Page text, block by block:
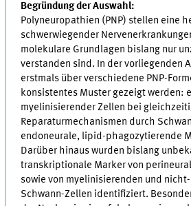
Begründung der Auswahl:
Polyneuropathien (PNP) stellen eine
schwerwiegender
molekulare Grundlagen bislang nur
verstanden sind. In der vorliegenden
erstmals über verschiedene PNP-
konsistentes Muster gezeigt werden:
myelinisierender Zellen bei
Reparaturmechanismen durch
endoneurale, lipid-phagozytierende
Darüber hinaus wurden bislang
transkriptionale Marker von
sowie von myelinisierenden und
Schwann-Zellen identifiziert.